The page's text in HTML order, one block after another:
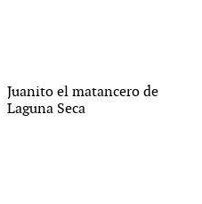
Juanito el matancero de
Laguna Seca